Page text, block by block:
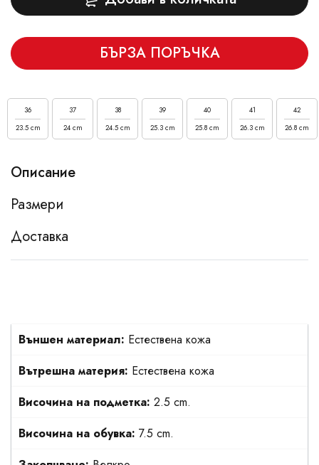
БЪРЗА ПОРЪЧКА
36
23.5 cm
37
24 cm
38
24.5 cm
39
25.3 cm
40
25.8 cm
41
26.3 cm
42
26.8 cm
Описание
Размери
Доставка
Външен материал: Естествена кожа
Вътрешна материя: Естествена кожа
Височина на подметка: 2.5 cm.
Височина на обувка: 7.5 cm.